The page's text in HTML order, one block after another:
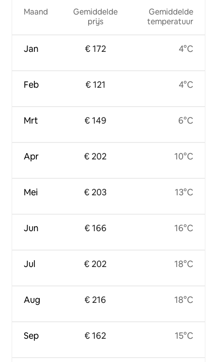
Maand
Jan
Feb
Mrt
Apr
Mei
Jun
Jul
Aug
Sep
Gemiddelde
prijs
€ 172
€ 121
€ 149
€ 202
€ 203
€ 166
€ 202
€ 216
€ 162
Gemiddelde
temperatuur
4°C
4°C
6°C
10°C
13°C
16°C
18°C
18°C
15°C